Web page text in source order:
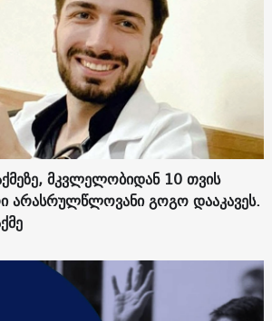
მკვლელობიდან 10 თვის
არასრულწლოვანი გოგო დააკავეს.